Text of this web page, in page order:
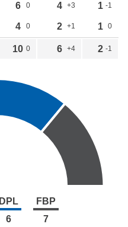
6 0 4 +3 1 -1
4 0 2 +1 1 0
10 0 6 +4 2 -1
DPL
6
FBP
7